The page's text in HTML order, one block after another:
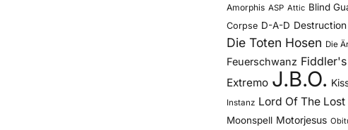
Amorphis ASP Attic Blind
Corpse D-A-D Destruction
Die Toten Hosen Die
Feuerschwanz
Extremo J.B.O.
Instanz Lord Of The Lost
Moonspell Motorjesus